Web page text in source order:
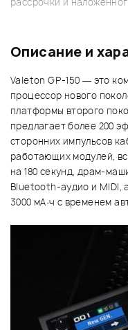
Описание и
Valeton GP-150 — это
процессор нового
платформы второго
предлагает более 200
сторонних импульсов
работающих модулей,
на 180 секунд, драм-
Bluetooth-аудио и MIDI,
3000 мА·ч с временем